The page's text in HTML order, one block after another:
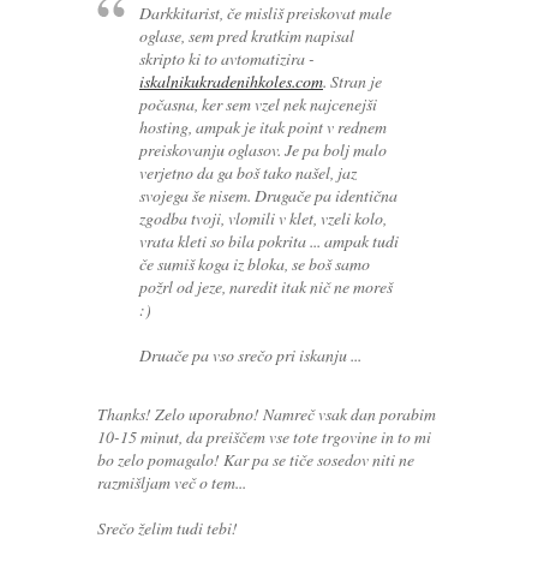
Darkkitarist, če misliš preiskovat male
oglase, sem pred kratkim napisal
skripto ki to avtomatizira -
iskalnikukradenihkoles.com. Stran je
počasna, ker sem vzel nek najcenejši
hosting, ampak je itak point v rednem
preiskovanju oglasov. Je pa bolj malo
verjetno da ga boš tako našel, jaz
svojega še nisem. Drugače pa identična
zgodba tvoji, vlomili v klet, vzeli kolo,
vrata kleti so bila pokrita ... ampak tudi
če sumiš koga iz bloka, se boš samo
požrl od jeze, naredit itak nič ne moreš
:)
Druače pa vso srečo pri iskanju ...
Thanks! Zelo uporabno! Namreč vsak dan porabim
10-15 minut, da preiščem vse tote trgovine in to mi
bo zelo pomagalo! Kar pa se tiče sosedov niti ne
razmišljam več o tem...
Srečo želim tudi tebi!